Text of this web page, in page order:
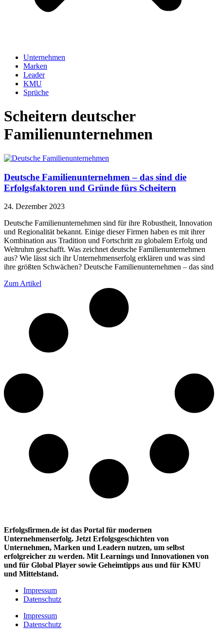
Unternehmen
Marken
Leader
KMU
Sprüche
Scheitern deutscher
Familienunternehmen
Deutsche Familienunternehmen – das sind die
Erfolgsfaktoren und Gründe fürs Scheitern
24. Dezember 2023
Deutsche Familienunternehmen sind für ihre Robustheit, Innovation
und Regionalität bekannt. Einige dieser Firmen haben es mit ihrer
Kombination aus Tradition und Fortschritt zu globalem Erfolg und
Weltruhm geschafft. Was zeichnet deutsche Familienunternehmen
aus? Wie lässt sich ihr Unternehmenserfolg erklären und was sind
ihre größten Schwächen? Deutsche Familienunternehmen – das sind
Zum Artikel
Erfolgsfirmen.de ist das Portal für modernen
Unternehmenserfolg. Jetzt Erfolgsgeschichten von
Unternehmen, Marken und Leadern nutzen, um selbst
erfolgreicher zu werden. Mit Learnings und Innovationen von
und für Global Player sowie Geheimtipps aus und für KMU
und Mittelstand.
Impressum
Datenschutz
Impressum
Datenschutz